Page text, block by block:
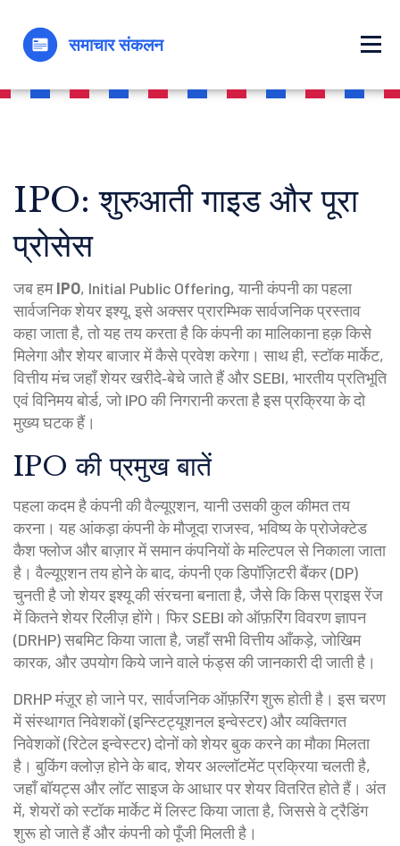
IPO: शुरुआती गाइड और पूरा
प्रोसेस
जब हमIPO, Initial Public Offering, यानी कंपनी का पहला
सार्वजनिक शेयर इश्यू. इसे अक्सरप्रारम्भिक सार्वजनिक प्रस्ताव
कहा जाता है, तो यह तय करता है कि कंपनी का मालिकाना हक़ किसे
मिलेगा और शेयर बाजार में कैसे प्रवेश करेगा। साथ ही,स्टॉक मार्केट,
वित्तीय मंच जहाँ शेयर खरीदे‑बेचे जाते हैंऔर SEBI, भारतीय प्रतिभूति
एवं विनिमय बोर्ड, जो IPO की निगरानी करता हैइस प्रक्रिया के दो
मुख्य घटक हैं।
IPO की प्रमुख बातें
पहला कदम है कंपनी की वैल्यूएशन, यानी उसकी कुल कीमत तय
करना। यह आंकड़ा कंपनी के मौजूदा राजस्व, भविष्य के प्रोजेक्टेड
कैश फ्लोज और बाज़ार में समान कंपनियों के मल्टिपल से निकाला जाता
है। वैल्यूएशन तय होने के बाद, कंपनी एक डिपॉज़िटरी बैंकर (DP)
चुनती है जो शेयर इश्यू की संरचना बनाता है, जैसे कि किस प्राइस रेंज
में कितने शेयर रिलीज़ होंगे। फिर SEBI को ऑफ़रिंग विवरण ज्ञापन
(DRHP) सबमिट किया जाता है, जहाँ सभी वित्तीय आँकड़े, जोखिम
कारक, और उपयोग किये जाने वाले फंड्स की जानकारी दी जाती है।
DRHP मंज़ूर हो जाने पर, सार्वजनिक ऑफ़रिंग शुरू होती है। इस चरण
में संस्थागत निवेशकों (इन्स्टिट्यूशनल इन्वेस्टर) और व्यक्तिगत
निवेशकों (रिटेल इन्वेस्टर) दोनों को शेयर बुक करने का मौका मिलता
है। बुकिंग क्लोज़ होने के बाद, शेयर अल्लॉटमेंट प्रक्रिया चलती है,
जहाँ बॉयट्स और लॉट साइज के आधार पर शेयर वितरित होते हैं। अंत
में, शेयरों को स्टॉक मार्केट में लिस्ट किया जाता है, जिससे वे ट्रैडिंग
शुरू हो जाते हैं और कंपनी को पूँजी मिलती है।